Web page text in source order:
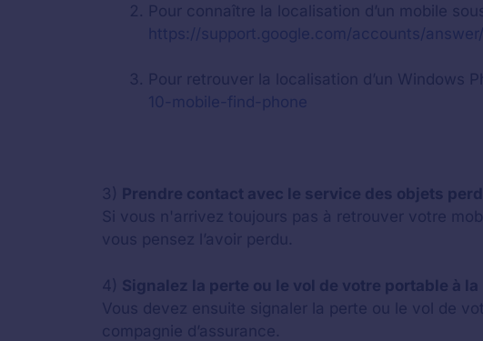
Pour connaître la localisation d’un mobile
https://support.google.com/accounts/
Pour retrouver la localisation d’un Windows
10-mobile-find-phone
3)
Prendre contact avec le service des objets
Si vous n'arrivez toujours pas à retrouver votre
vous pensez l’avoir perdu.
4) Signalez la perte ou le vol de votre portable à la
Vous devez ensuite signaler la perte ou le vol de
compagnie d’assurance.